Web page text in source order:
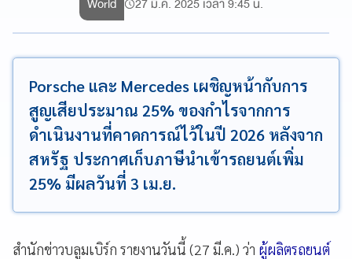
Porsche และ Mercedes เผชิญหน้ากับการ
สูญเสียประมาณ 25% ของกำไรจากการ
ดำเนินงานที่คาดการณ์ไว้ในปี 2026 หลังจาก
สหรัฐ ประกาศเก็บภาษีนำเข้ารถยนต์เพิ่ม
25% มีผลวันที่ 3 เม.ย.
สำนักข่าวบลูมเบิร์ก รายงานวันนี้ (27 มี.ค.) ว่า ผู้ผลิตรถยนต์